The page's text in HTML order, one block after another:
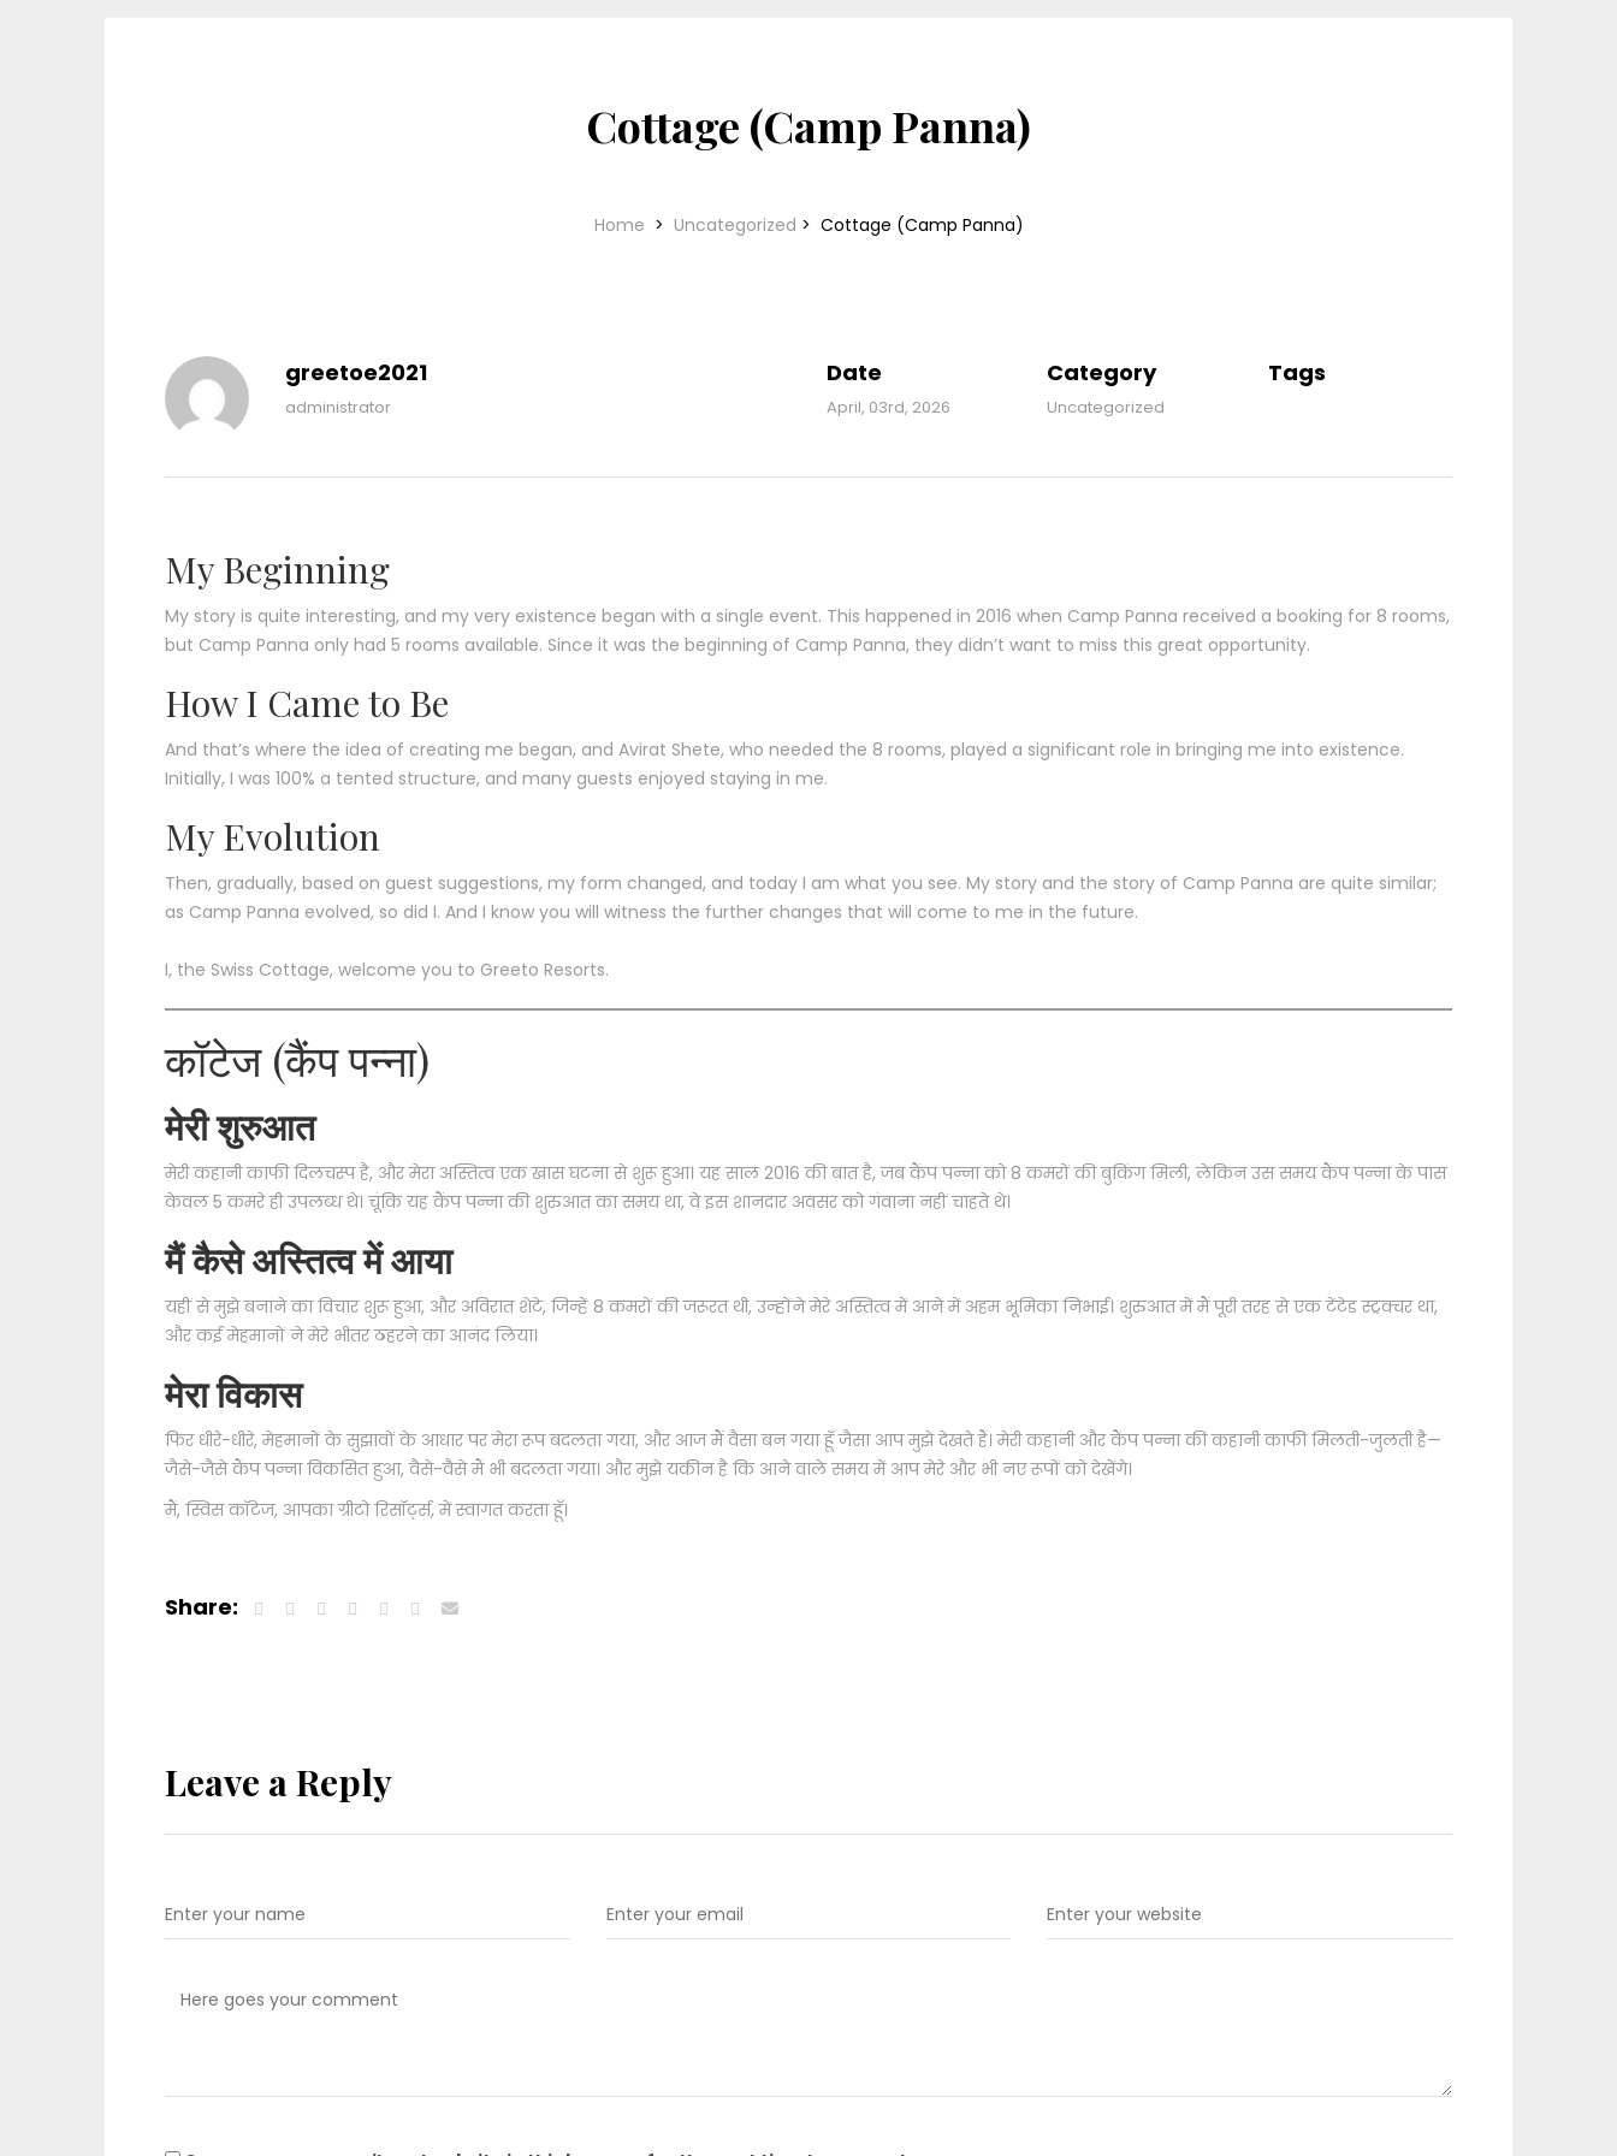
Cottage (Camp Panna)
Home > Uncategorized > Cottage (Camp Panna)
greetoe2021
administrator
Date
April, 03rd, 2026
Category
Uncategorized
Tags
My Beginning
My story is quite interesting, and my very existence began with a single event. This happened in 2016 when Camp Panna received a booking for 8 rooms,
but Camp Panna only had 5 rooms available. Since it was the beginning of Camp Panna, they didn’t want to miss this great opportunity.
How I Came to Be
And that’s where the idea of creating me began, and Avirat Shete, who needed the 8 rooms, played a significant role in bringing me into existence.
Initially, I was 100% a tented structure, and many guests enjoyed staying in me.
My Evolution
Then, gradually, based on guest suggestions, my form changed, and today I am what you see. My story and the story of Camp Panna are quite similar;
as Camp Panna evolved, so did I. And I know you will witness the further changes that will come to me in the future.
I, the Swiss Cottage, welcome you to Greeto Resorts.
कॉटेज (कैंप पन्ना)
मेरी शुरुआत
मेरी कहानी काफी दिलचस्प है, और मेरा अस्तित्व एक खास घटना से शुरू हुआ। यह साल 2016 की बात है, जब कैंप पन्ना को 8 कमरों की बुकिंग मिली, लेकिन उस समय कैंप पन्ना के पास
केवल 5 कमरे ही उपलब्ध थे। चूंकि यह कैंप पन्ना की शुरुआत का समय था, वे इस शानदार अवसर को गंवाना नहीं चाहते थे।
मैं कैसे अस्तित्व में आया
यहीं से मुझे बनाने का विचार शुरू हुआ, और अविरात शेटे, जिन्हें 8 कमरों की जरूरत थी, उन्होंने मेरे अस्तित्व में आने में अहम भूमिका निभाई। शुरुआत में मैं पूरी तरह से एक टेंटेड स्ट्रक्चर था,
और कई मेहमानों ने मेरे भीतर ठहरने का आनंद लिया।
मेरा विकास
फिर धीरे-धीरे, मेहमानों के सुझावों के आधार पर मेरा रूप बदलता गया, और आज मैं वैसा बन गया हूँ जैसा आप मुझे देखते हैं। मेरी कहानी और कैंप पन्ना की कहानी काफी मिलती-जुलती है—
जैसे-जैसे कैंप पन्ना विकसित हुआ, वैसे-वैसे मैं भी बदलता गया। और मुझे यकीन है कि आने वाले समय में आप मेरे और भी नए रूपों को देखेंगे।
मैं, स्विस कॉटेज, आपका ग्रीटो रिसॉर्ट्स, में स्वागत करता हूँ।
Share:
Leave a Reply